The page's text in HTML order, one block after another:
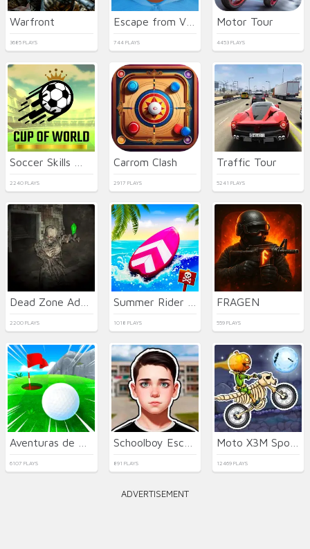
Warfront
3685 PLAYS
Escape from Vlogger: Runaway
744 PLAYS
Motor Tour
4453 PLAYS
2240 PLAYS
Carrom Clash
2917 PLAYS
Traffic Tour
5241 PLAYS
2200 PLAYS 1018 PLAYS
FRAGEN
559 PLAYS
6107 PLAYS 891 PLAYS 12469 PLAYS
ADVERTISEMENT